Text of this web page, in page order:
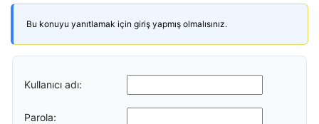
Bu konuyu yanıtlamak için giriş yapmış olmalısınız.
Kullanıcı adı:
Parola: